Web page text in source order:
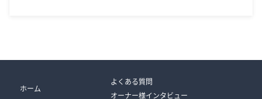
ホーム
よくある質問
オーナー様インタビュー